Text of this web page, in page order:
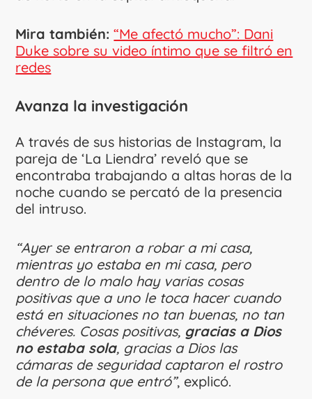
Mira también:“Me afectó mucho”: Dani
Duke sobre su video íntimo que se filtró en
redes
Avanza la investigación
A través de sus historias de Instagram, la
pareja de ‘La Liendra’ reveló que se
encontraba trabajando a altas horas de la
noche cuando se percató de la presencia
del intruso.
“Ayer se entraron a robar a mi casa,
mientras yo estaba en mi casa, pero
dentro de lo malo hay varias cosas
positivas que a uno le toca hacer cuando
está en situaciones no tan buenas, no tan
chéveres. Cosas positivas, gracias a Dios
no estaba sola, gracias a Dios las
cámaras de seguridad captaron el rostro
de la persona que entró”, explicó.